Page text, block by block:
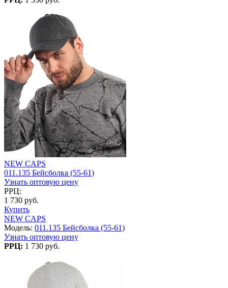
NEW CAPS
011.135 Бейсболка (55-61)
Узнать оптовую цену
РРЦ:
1 730 руб.
Купить
NEW CAPS
Модель: 011.135 Бейсболка (55-61)
Узнать оптовую цену
РРЦ: 1 730 руб.